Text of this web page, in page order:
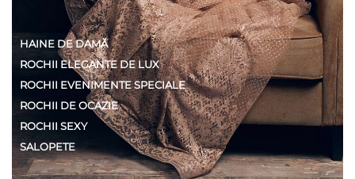
HAINE DE DAMĂ
ROCHII ELEGANTE DE LUX
ROCHII EVENIMENTE SPECIALE
ROCHII DE OCAZIE
ROCHII SEXY
SALOPETE